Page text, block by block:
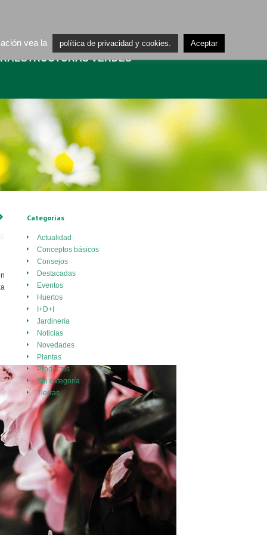
VERDES
Categorías
Actualidad
Conceptos básicos
Consejos
Destacadas
Eventos
Huertos
I+D+I
Jardinería
Noticias
Novedades
Plantas
Productos
Sin categoría
Tierras
vea la política de privacidad y cookies. Aceptar